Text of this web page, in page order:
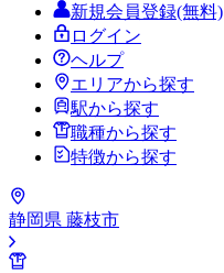
新規会員登録(無料)
ログイン
ヘルプ
エリアから探す
駅から探す
職種から探す
特徴から探す
静岡県 藤枝市